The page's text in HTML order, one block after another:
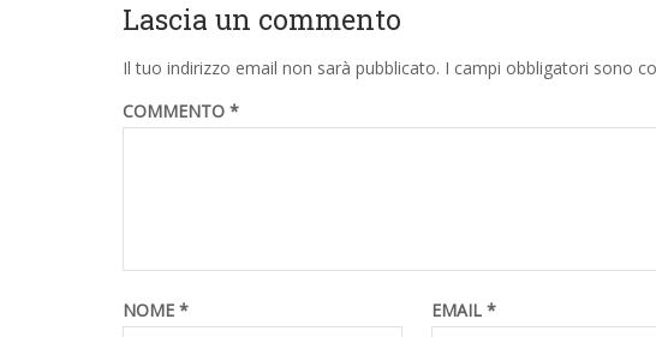
Lascia un commento
Il tuo indirizzo email non sarà pubblicato. I campi obbligatori sono
COMMENTO *
NOME * EMAIL *